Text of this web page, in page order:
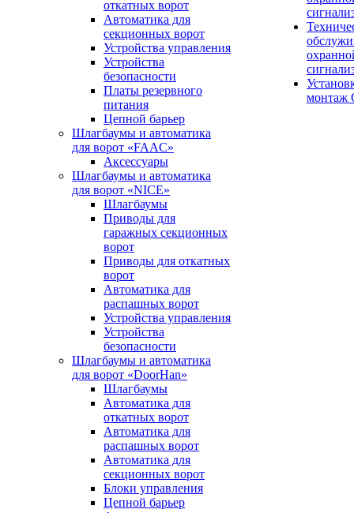
откатных ворот
Автоматика для
секционных ворот
Устройства управления
Устройства
безопасности
Платы резервного
питания
Цепной барьер
Шлагбаумы и автоматика
для ворот «FAAC»
Аксессуары
Шлагбаумы и автоматика
для ворот «NICE»
Шлагбаумы
Приводы для
гаражных секционных
ворот
Приводы для откатных
ворот
Автоматика для
распашных ворот
Устройства управления
Устройства
безопасности
Шлагбаумы и автоматика
для ворот «DoorHan»
Шлагбаумы
Автоматика для
откатных ворот
Автоматика для
распашных ворот
Автоматика для
секционных ворот
Блоки управления
Цепной барьер
монтаж